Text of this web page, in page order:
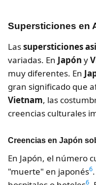
Supersticiones en
Lassupersticiones
variadas. En Japón y
muy diferentes. En
gran significado que
Vietnam, las
creencias culturales
Creencias en Japón
En Japón, el número
"muerte" en japonés6
6